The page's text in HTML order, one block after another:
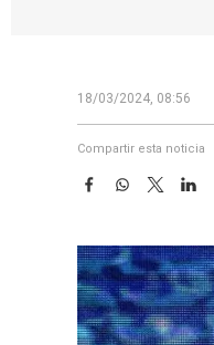
18/03/2024, 08:56
Compartir esta noticia
F
e
b
o
o
k
W
t
s
A
p
p
T
w
t
t
e
r
L
k
e
d
I
n